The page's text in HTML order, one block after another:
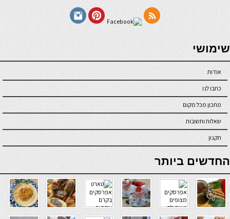
seriöse online casinos österreich
שימושי
אודות
כתבו לנו
מתכון מכל מקום
שאלות ותשובות
תקנון
online casino
החדשים ביותר